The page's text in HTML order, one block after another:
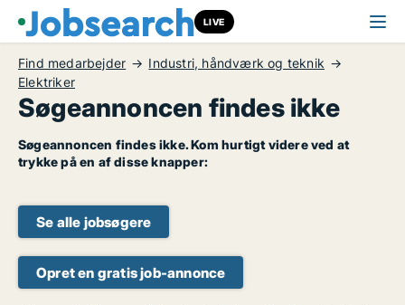
LIVE
Find medarbejder
Industri, håndværk og teknik
Elektriker
Søgeannoncen findes ikke
Søgeannoncen findes ikke. Kom hurtigt videre ved at
trykke på en af disse knapper:
Se alle jobsøgere
Opret en gratis job-annonce